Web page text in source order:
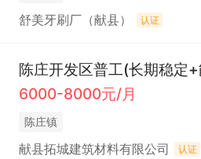
舒美牙刷厂（献县） 认证
陈庄开发区普工(长期稳定
6000-8000元/月
陈庄镇
献县拓城建筑材料有限公司 认证